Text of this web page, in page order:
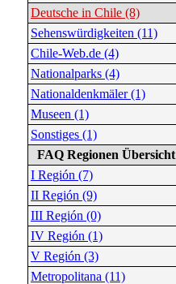
Deutsche in Chile (8)
Sehenswürdigkeiten (11)
Chile-Web.de (4)
Nationalparks (4)
Nationaldenkmäler (1)
Museen (1)
Sonstiges (1)
FAQ Regionen Übersicht
I Región (7)
II Región (9)
III Región (0)
IV Región (1)
V Región (3)
Metropolitana (11)